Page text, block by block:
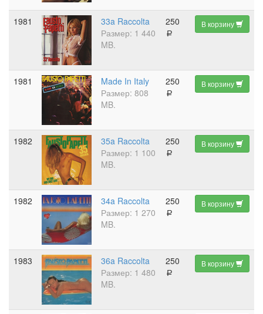
1981
33a Raccolta
Размер: 1 440
MB.
250
a
В корзину
1981
Made In Italy
Размер: 808
MB.
250
a
В корзину
1982
35a Raccolta
Размер: 1 100
MB.
250
a
В корзину
1982
34a Raccolta
Размер: 1 270
MB.
250
a
В корзину
1983
36a Raccolta
Размер: 1 480
MB.
250
a
В корзину